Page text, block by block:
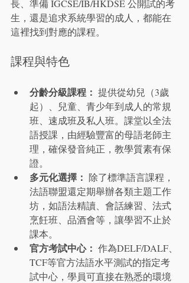
長、準備 IGCSE/IB/HKDSE 公開試的考
生，還是追求系統學習的成人，都能在
這裡找到對應的課程。
課程與特色
分齡分級課程： 提供從幼兒（3歲
起）、兒童、青少年到成人的常規
班、速成班及私人班。課堂以全法
語授課，由經驗豐富的母語老師主
理，確保發音純正，教學質素有保
證。
多元化選擇： 除了標準語言課程，
法語聯盟還定期舉辦各類主題工作
坊，如語法精讀、會話練習、法式
烹飪班、品酒會等，讓學習不止於
課本。
官方考試中心： 作為DELF/DALF、
TCF等官方法語水平測試的指定考
試中心，學員可直接在熟悉的環境